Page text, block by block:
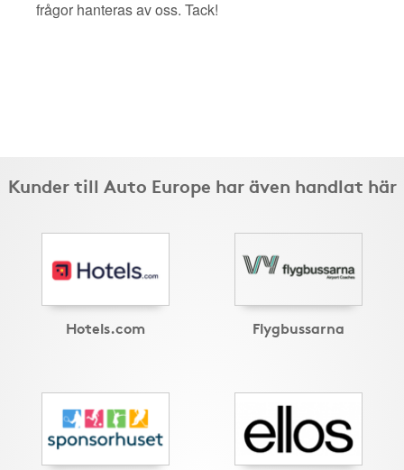
frågor hanteras av oss. Tack!
Kunder till Auto Europe har även handlat här
Hotels.com Flygbussarna